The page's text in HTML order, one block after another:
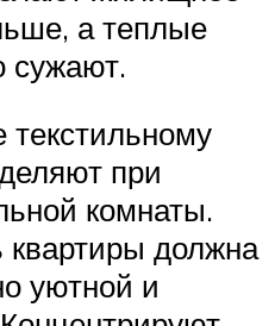
а теплые
сужают.
при
комнаты.
квартиры должна
уютной и